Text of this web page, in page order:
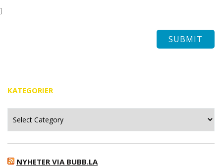
KATEGORIER
NYHETER VIA BUBB.LA